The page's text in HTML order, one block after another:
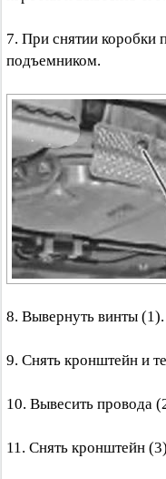
7. При снятии коробки
подъемником.
8. Вывернуть винты (1).
9. Снять кронштейн и
10. Вывесить провода
11. Снять кронштейн